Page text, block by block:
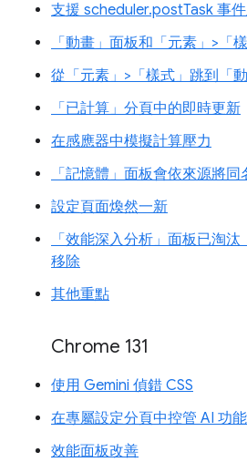
支援 scheduler.postTask 事
「動畫」面板和「元素」>「
從「元素」>「樣式」跳到「動
「已計算」分頁中的即時更新
在感應器中模擬計算壓力
「記憶體」面板會依來源將
設定頁面煥然一新
「效能深入分析」面板已淘
移除
其他重點
Chrome 131
使用 Gemini 偵錯 CSS
在專屬設定分頁中控管 AI 功能
效能面板改善